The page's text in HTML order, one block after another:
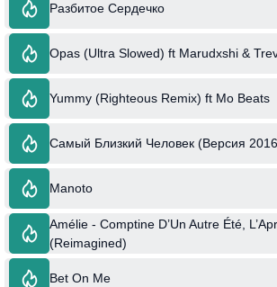
Разбитое Сердечко
Opas (Ultra Slowed) ft Marudxshi &
Yummy (Righteous Remix) ft Mo Beats
Самый Близкий Человек (Версия
Manoto
Amélie - Comptine D’Un Autre Été,
(Reimagined)
Bet On Me